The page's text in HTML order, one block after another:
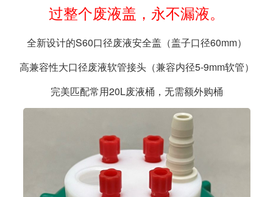
过整个废液盖，永不漏液。
全新设计的S60口径废液安全盖（盖子口径60mm）
高兼容性大口径废液软管接头（兼容内径5-9mm软管）
完美匹配常用20L废液桶，无需额外购桶